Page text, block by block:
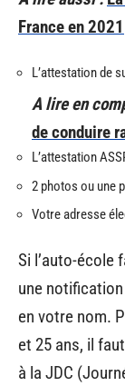
France en 2021
L’attestation de
A lire en
de conduire
L’attestation
2 photos ou une
Votre adresse
Si l’auto-école
une
en votre nom.
et 25 ans, il
à la JDC